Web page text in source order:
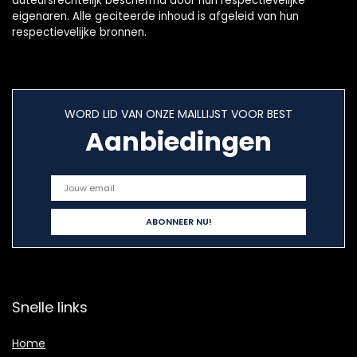
eigenaren. Alle geciteerde inhoud is afgeleid van hun
respectievelijke bronnen.
WORD LID VAN ONZE MAILLIJST VOOR BEST
Aanbiedingen
Snelle links
Home